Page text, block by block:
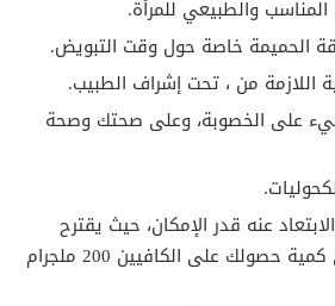
والطبيعي للمرأة.
الحميمة خاصة حول وقت التبويض.
اللازمة من ، تحت إشراف الطبيب.
سيء على الخصوبة، وعلى صحتك وصحة
عنه قدر الإمكان، حيث يقترح
الباحثون ألا تتعدى كمية حصولك على الكافيين 200 ملجرام